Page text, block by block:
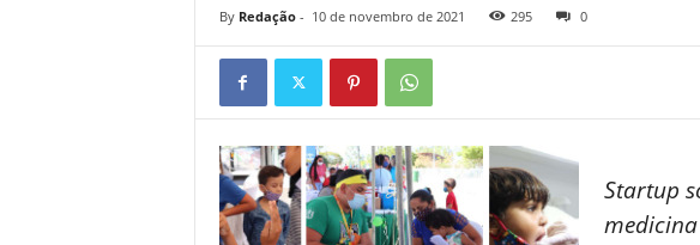
á
By Redação- 10 de novembro de 2021 295 0
Startup